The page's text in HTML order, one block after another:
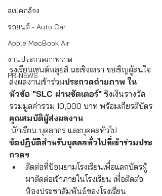
สเปคกล้อง
รถยนต์ - Auto Car
Apple MacBook Air
งานประกวดภาพวาด
PR-NEWS
รงเรียนเซนต์หลุยส์ ฉะเชิงเทรา ขอเชิญผู้สนใจ
ส่งผลงานเข้าร่วมประกวดถ่ายภาพ ใน
หัวข้อ "SLC ผ่านชัตเตอร์" ชิงเงินรางวัล
รวมมูลค่ารวม 10,000 บาท พร้อมเกียรติบัตร
คุณสมบัติผู้ส่งผลงาน
นักเรียน บุคลากร และบุคคลทั่วไป
ข้อปฏิบัติสําหรับบุคคลทั่วไปที่เข้าร่วมประ
กวดฯ
ติดต่อที่ป้อมยามโรงเรียนเพื่อแลกบัตรผู้
มาติดต่อเข้าภายในโรงเรียน เพื่อติดต่อ
ห้องประชาสัมพันธ์ของโรงเรียน